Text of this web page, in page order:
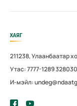
ХАЯГ
211238, Улаанбаатар
Утас: 7777-1289
И-мэйл: